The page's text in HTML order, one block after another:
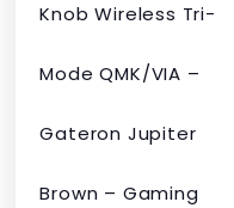
Knob Wireless Tri-
Mode QMK/VIA –
Gateron Jupiter
Brown – Gaming